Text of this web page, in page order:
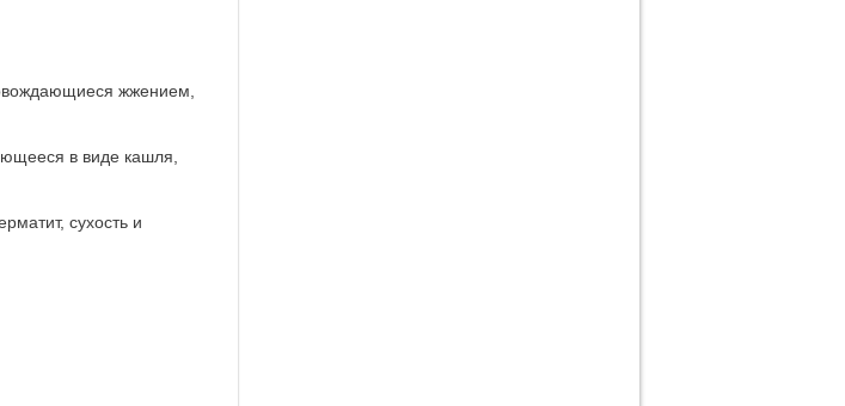
жжением,
в виде кашля,
сухость и